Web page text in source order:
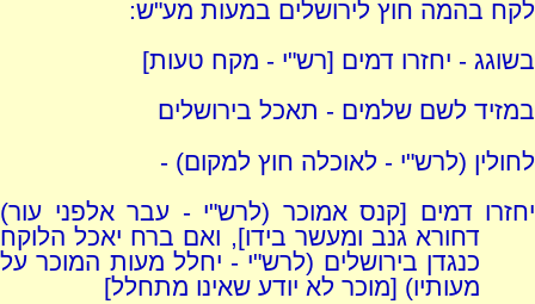
לקח בהמה חוץ לירושלים במעות מע"ש:
בשוגג - יחזרו דמים [רש"י - מקח טעות]
במזיד לשם שלמים - תאכל בירושלים
לחולין (לרש"י - לאוכלה חוץ למקום) -
יחזרו דמים [קנס אמוכר (לרש"י - עבר אלפני עור)
דחורא גנב ומעשר בידו], ואם ברח יאכל הלוקח
כנגדן בירושלים (לרש"י - יחלל מעות המוכר על
מעותיו) [מוכר לא יודע שאינו מתחלל]